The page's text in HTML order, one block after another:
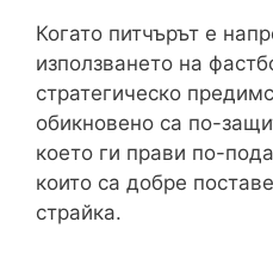
Когато питчърът е
използването на
стратегическо
обикновено са по-
което ги прави по-
които са добре
страйка.